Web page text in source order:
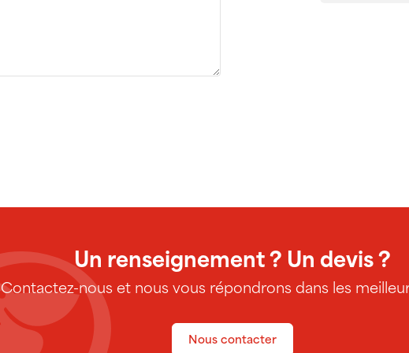
Un renseignement ? Un devis ?
Contactez-nous et nous vous répondrons dans les
Nous contacter